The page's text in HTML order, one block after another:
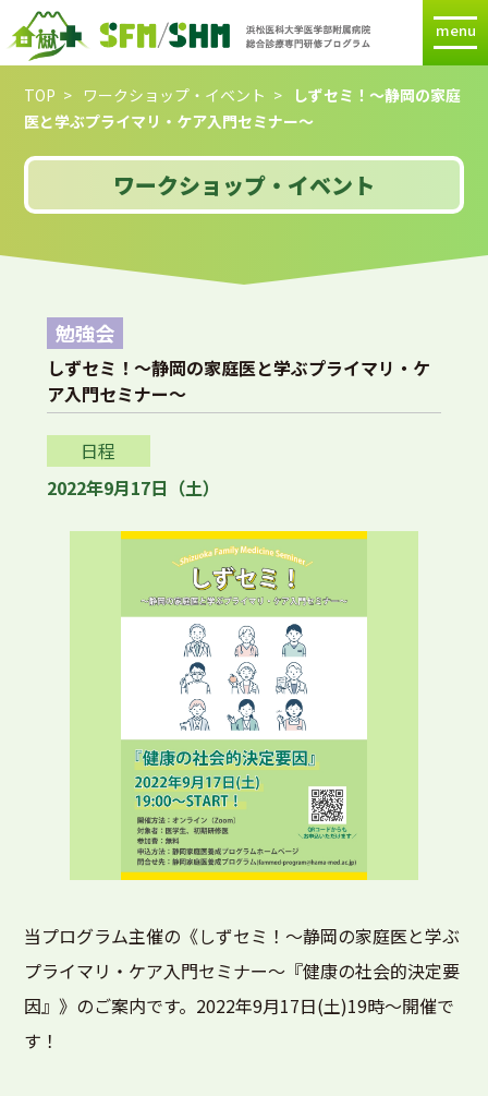
menu
TOP ワークショップ・イベント
しずセミ！～静岡の家庭
医と学ぶプライマリ・ケア入門セミナー～
ワークショップ・イベント
勉強会
しずセミ！～静岡の家庭医と学ぶプライマリ・ケ
ア入門セミナー～
日程
2022年9月17日（土）
当プログラム主催の《しずセミ！〜静岡の家庭医と学ぶ
プライマリ・ケア入門セミナー〜『健康の社会的決定要
因』》のご案内です。2022年9月17日(土)19時〜開催で
す！